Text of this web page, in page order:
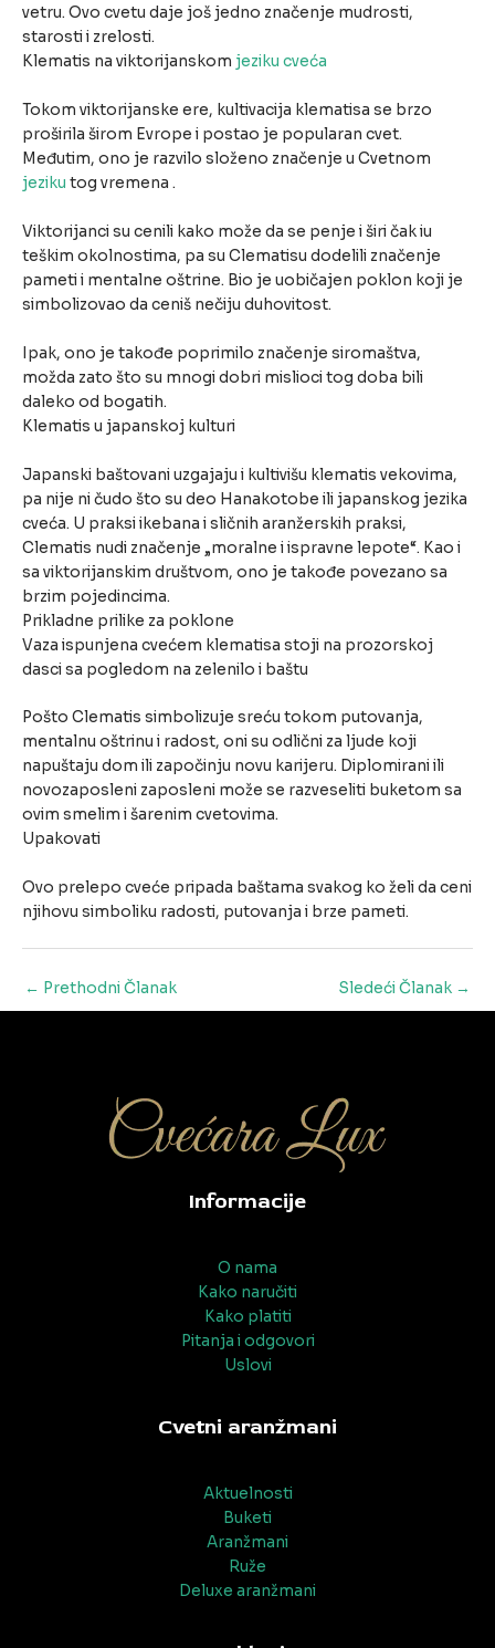
vetru. Ovo cvetu daje još jedno značenje mudrosti,
starosti i zrelosti.
Klematis na viktorijanskom jeziku cveća
Tokom viktorijanske ere, kultivacija klematisa se brzo
proširila širom Evrope i postao je popularan cvet.
Međutim, ono je razvilo složeno značenje u Cvetnom
jeziku tog vremena .
Viktorijanci su cenili kako može da se penje i širi čak iu
teškim okolnostima, pa su Clematisu dodelili značenje
pameti i mentalne oštrine. Bio je uobičajen poklon koji je
simbolizovao da ceniš nečiju duhovitost.
Ipak, ono je takođe poprimilo značenje siromaštva,
možda zato što su mnogi dobri mislioci tog doba bili
daleko od bogatih.
Klematis u japanskoj kulturi
Japanski baštovani uzgajaju i kultivišu klematis vekovima,
pa nije ni čudo što su deo Hanakotobe ili japanskog jezika
cveća. U praksi ikebana i sličnih aranžerskih praksi,
Clematis nudi značenje „moralne i ispravne lepote“. Kao i
sa viktorijanskim društvom, ono je takođe povezano sa
brzim pojedincima.
Prikladne prilike za poklone
Vaza ispunjena cvećem klematisa stoji na prozorskoj
dasci sa pogledom na zelenilo i baštu
Pošto Clematis simbolizuje sreću tokom putovanja,
mentalnu oštrinu i radost, oni su odlični za ljude koji
napuštaju dom ili započinju novu karijeru. Diplomirani ili
novozaposleni zaposleni može se razveseliti buketom sa
ovim smelim i šarenim cvetovima.
Upakovati
Ovo prelepo cveće pripada baštama svakog ko želi da ceni
njihovu simboliku radosti, putovanja i brze pameti.
Post
← Prethodni Članak Sledeći Članak →
Informacije
O nama
Kako naručiti
Kako platiti
Pitanja i odgovori
Uslovi
Cvetni aranžmani
Aktuelnosti
Buketi
Aranžmani
Ruže
Deluxe aranžmani